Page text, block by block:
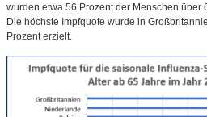
wurden etwa 56 Prozent der Menschen über
Die höchste Impfquote wurde in
Prozent erzielt.